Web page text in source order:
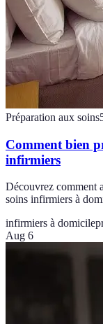
Préparation aux soins
Comment bien
infirmiers
Découvrez comment
soins infirmiers à
infirmiers à domicile
Aug 6